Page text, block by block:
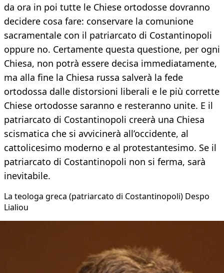
da ora in poi tutte le Chiese ortodosse dovranno
decidere cosa fare: conservare la comunione
sacramentale con il patriarcato di Costantinopoli
oppure no. Certamente questa questione, per ogni
Chiesa, non potrà essere decisa immediatamente,
ma alla fine la Chiesa russa salverà la fede
ortodossa dalle distorsioni liberali e le più corrette
Chiese ortodosse saranno e resteranno unite. E il
patriarcato di Costantinopoli creerà una Chiesa
scismatica che si avvicinerà all’occidente, al
cattolicesimo moderno e al protestantesimo. Se il
patriarcato di Costantinopoli non si ferma, sarà
inevitabile.
La teologa greca (patriarcato di Costantinopoli) Despo
Lialiou